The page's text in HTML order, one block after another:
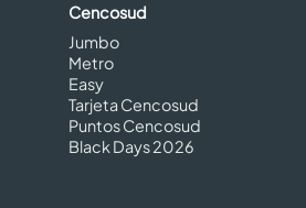
Cencosud
Jumbo
Metro
Easy
Tarjeta Cencosud
Puntos Cencosud
Black Days 2026